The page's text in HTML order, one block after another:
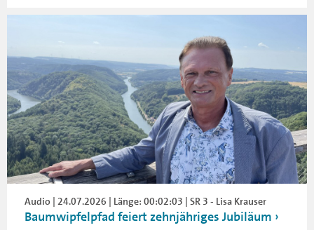
Audio | 24.07.2026 | Länge: 00:02:03 | SR 3 - Lisa Krauser
Baumwipfelpfad feiert zehnjähriges Jubiläum